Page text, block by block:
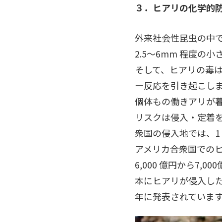
３．ヒアリの化学的
外来社会性昆虫の中
2.5～6mm 程度の小
そして、ヒアリの毒
ー反応を引き起こし
個体もの働きアリが
リスクは侵入・定着
衆国の侵入地では、
アメリカ合衆国での
6,000 億円から7,000
本にヒアリが侵入し
年に発表されていま